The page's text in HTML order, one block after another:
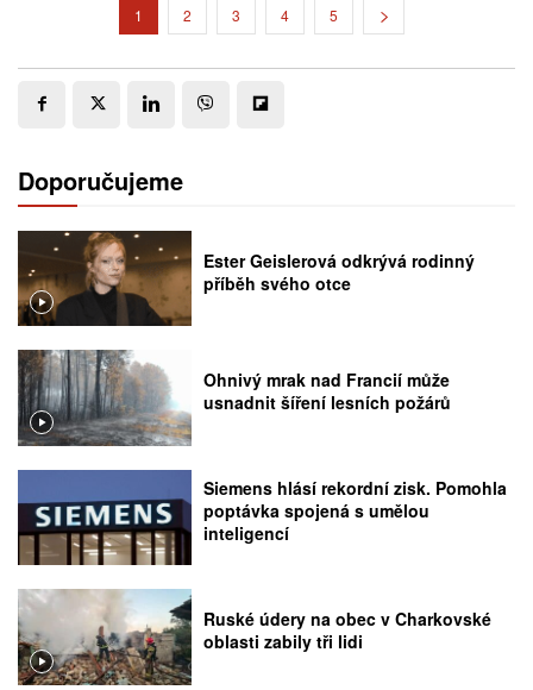
1 2 3 4 5
Doporučujeme
Ester Geislerová odkrývá rodinný
příběh svého otce
Ohnivý mrak nad Francií může
usnadnit šíření lesních požárů
Siemens hlásí rekordní zisk. Pomohla
poptávka spojená s umělou
inteligencí
Ruské údery na obec v Charkovské
oblasti zabily tři lidi